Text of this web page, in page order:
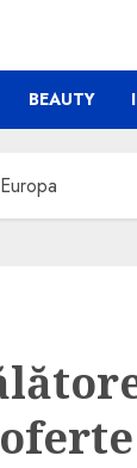
BEAUTY